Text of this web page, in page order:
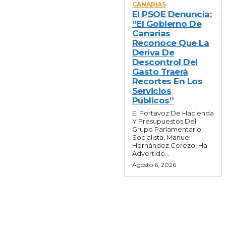
CANARIAS
El PSOE Denuncia:
“El Gobierno De
Canarias
Reconoce Que La
Deriva De
Descontrol Del
Gasto Traerá
Recortes En Los
Servicios
Públicos”
El Portavoz De Hacienda
Y Presupuestos Del
Grupo Parlamentario
Socialista, Manuel
Hernández Cerezo, Ha
Advertido...
Agosto 6, 2026